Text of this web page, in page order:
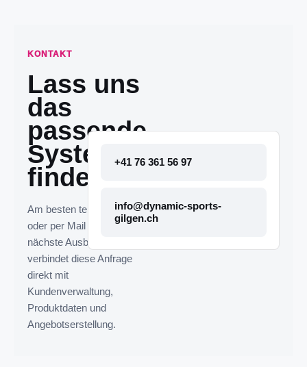
KONTAKT
Lass uns
das
passende
System
finden.
Am besten telefonisch
oder per Mail melden. Die
nächste Ausbaustufe
verbindet diese Anfrage
direkt mit
Kundenverwaltung,
Produktdaten und
Angebotserstellung.
+41 76 361 56 97
info@dynamic-sports-
gilgen.ch